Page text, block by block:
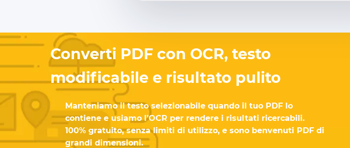
Converti PDF con OCR, testo
modificabile e risultato pulito
Manteniamo il testo selezionabile quando il tuo PDF lo
contiene e usiamo l’OCR per rendere i risultati ricercabili.
100% gratuito, senza limiti di utilizzo, e sono benvenuti PDF di
grandi dimensioni.